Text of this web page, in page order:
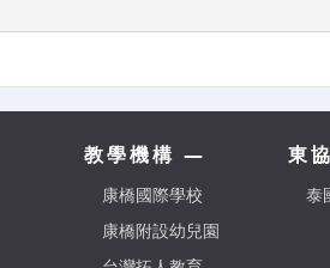
教學機構 —
康橋國際學校
康橋附設幼兒園
東
泰